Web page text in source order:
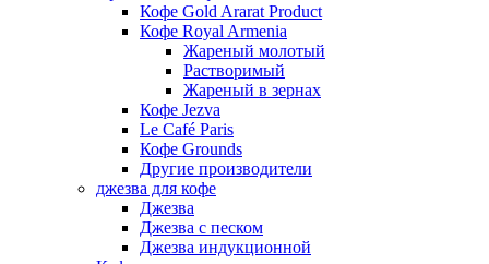
Кофе Gold Ararat Product
Кофе Royal Armenia
Жареный молотый
Растворимый
Жареный в зернах
Кофе Jezva
Le Café Paris
Кофе Grounds
Другие производители
джезва для кофе
Джезва
Джезва с песком
Джезва индукционной